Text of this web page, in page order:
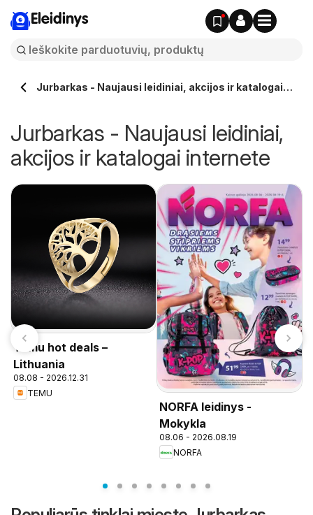
Eleidinys
Jurbarkas - Naujausi leidiniai, akcijos ir katalogai
Jurbarkas - Naujausi leidiniai,
akcijos ir katalogai internete
Temu hot deals –
Lithuania
08.08 - 2026.12.31
TEMU
NORFA leidinys -
Mokykla
08.06 - 2026.08.19
NORFA